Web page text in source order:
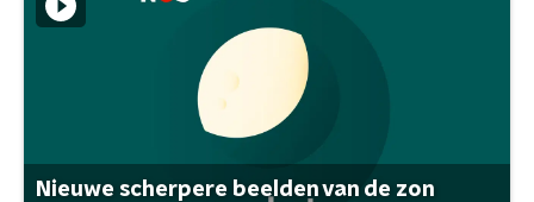
Nieuwe scherpere beelden van de zon